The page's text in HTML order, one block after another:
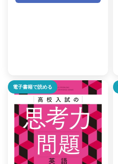
電子書籍で読める